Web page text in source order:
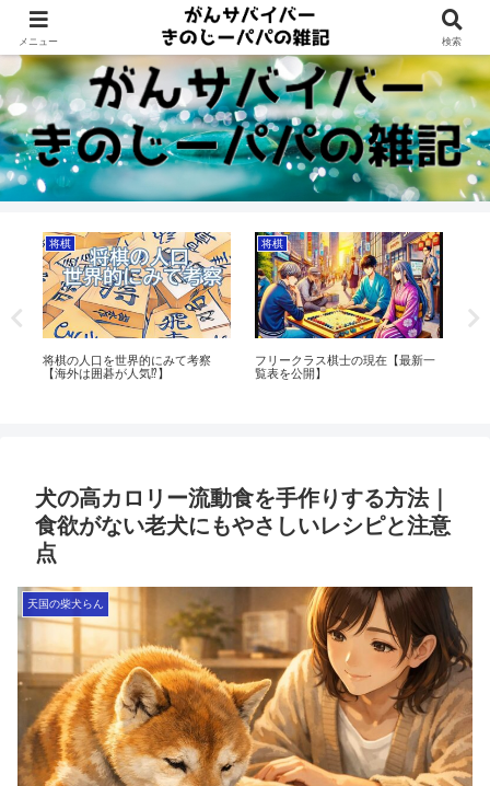
Dreams beyond 60s
ークラス棋士の現在【最新一
を公開】
将棋
将棋の中村桃子女流二段が突然の
引退発表！その理由に憶測が飛び
トレンド
南海トラフ巨
犬の高カロリー流動食を手作りする方法｜
食欲がない老犬にもやさしいレシピと注意
点
天国の柴犬らん
メニュー 検索